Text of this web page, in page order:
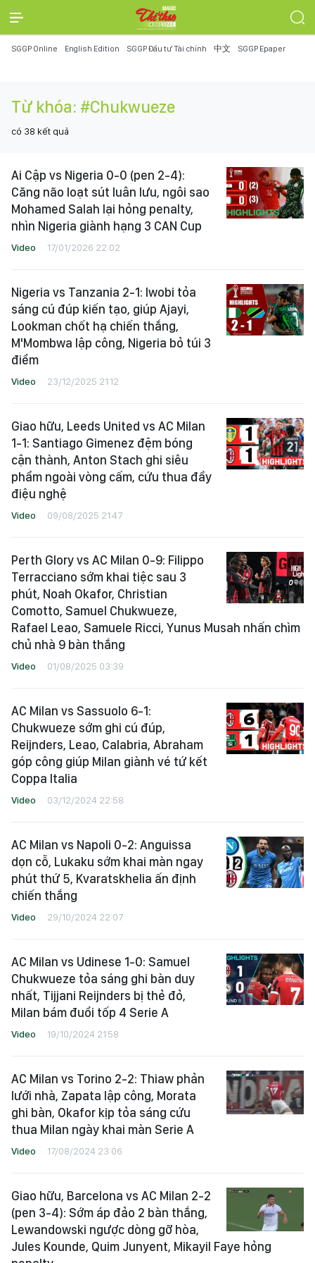
SGGP Online English Edition SGGP Đầu tư Tài chính 中文 SGGP Epaper
Từ khóa: #Chukwueze
có 38 kết quả
Ai Cập vs Nigeria 0-0 (pen 2-4):
Căng não loạt sút luân lưu, ngôi sao
Mohamed Salah lại hỏng penalty,
nhìn Nigeria giành hạng 3 CAN Cup
Video 17/01/2026 22:02
Nigeria vs Tanzania 2-1: Iwobi tỏa
sáng cú đúp kiến tạo, giúp Ajayi,
Lookman chốt hạ chiến thắng,
M'Mombwa lập công, Nigeria bỏ túi 3
điểm
Video 23/12/2025 21:12
Giao hữu, Leeds United vs AC Milan
1-1: Santiago Gimenez đệm bóng
cận thành, Anton Stach ghi siêu
phẩm ngoài vòng cấm, cứu thua đầy
điệu nghệ
Video 09/08/2025 21:47
Perth Glory vs AC Milan 0-9: Filippo
Terracciano sớm khai tiệc sau 3
phút, Noah Okafor, Christian
Comotto, Samuel Chukwueze,
Rafael Leao, Samuele Ricci, Yunus Musah nhấn chìm
chủ nhà 9 bàn thắng
Video 01/08/2025 03:39
AC Milan vs Sassuolo 6-1:
Chukwueze sớm ghi cú đúp,
Reijnders, Leao, Calabria, Abraham
góp công giúp Milan giành vé tứ kết
Coppa Italia
Video 03/12/2024 22:58
AC Milan vs Napoli 0-2: Anguissa
dọn cỗ, Lukaku sớm khai màn ngay
phút thứ 5, Kvaratskhelia ấn định
chiến thắng
Video 29/10/2024 22:07
AC Milan vs Udinese 1-0: Samuel
Chukwueze tỏa sáng ghi bàn duy
nhất, Tijjani Reijnders bị thẻ đỏ,
Milan bám đuổi tốp 4 Serie A
Video 19/10/2024 21:58
AC Milan vs Torino 2-2: Thiaw phản
lưới nhà, Zapata lập công, Morata
ghi bàn, Okafor kịp tỏa sáng cứu
thua Milan ngày khai màn Serie A
Video 17/08/2024 23:06
Giao hữu, Barcelona vs AC Milan 2-2
(pen 3-4): Sớm áp đảo 2 bàn thắng,
Lewandowski ngược dòng gỡ hòa,
Jules Kounde, Quim Junyent, Mikayil Faye hỏng